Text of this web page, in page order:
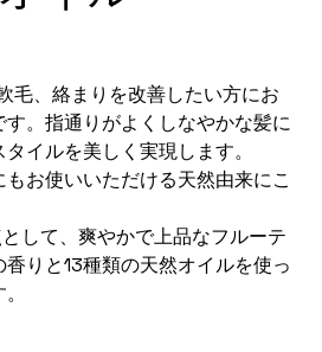
毛、絡まりを改善したい方にお
。指通りがよくしなやかな髪に
イルを美しく実現します。
お使いいただける天然由来にこ
して、爽やかで上品なフルーテ
りと13種類の天然オイルを使っ